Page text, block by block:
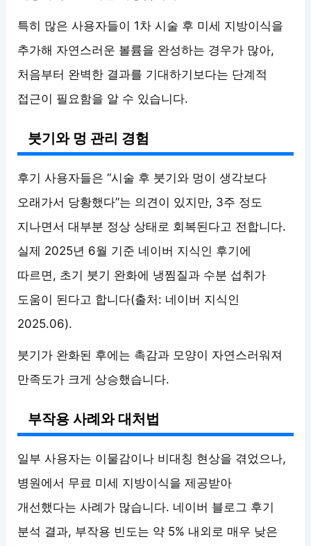
특히 많은 사용자들이 1차 시술 후 미세 지방이식을
추가해 자연스러운 볼륨을 완성하는 경우가 많아,
처음부터 완벽한 결과를 기대하기보다는 단계적
접근이 필요함을 알 수 있습니다.
붓기와 멍 관리 경험
후기 사용자들은 “시술 후 붓기와 멍이 생각보다
오래가서 당황했다”는 의견이 있지만, 3주 정도
지나면서 대부분 정상 상태로 회복된다고 전합니다.
실제 2025년 6월 기준 네이버 지식인 후기에
따르면, 초기 붓기 완화에 냉찜질과 수분 섭취가
도움이 된다고 합니다(출처: 네이버 지식인
2025.06).
붓기가 완화된 후에는 촉감과 모양이 자연스러워져
만족도가 크게 상승했습니다.
부작용 사례와 대처법
일부 사용자는 이물감이나 비대칭 현상을 겪었으나,
병원에서 무료 미세 지방이식을 제공받아
개선했다는 사례가 많습니다. 네이버 블로그 후기
분석 결과, 부작용 빈도는 약 5% 내외로 매우 낮은